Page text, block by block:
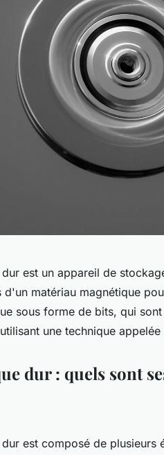
est un appareil de
d'un matériau magnétique
sous forme de bits, qui
une technique
dur : quels sont
est composé de